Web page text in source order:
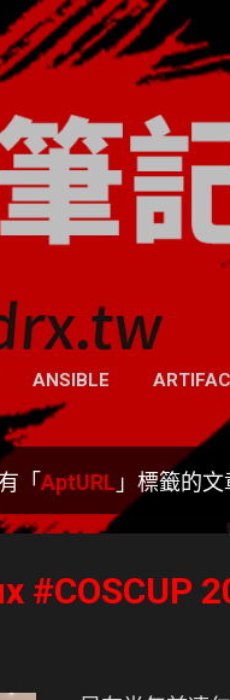
ANSIBLE
「 AptURL 」標籤的文
#COSCUP